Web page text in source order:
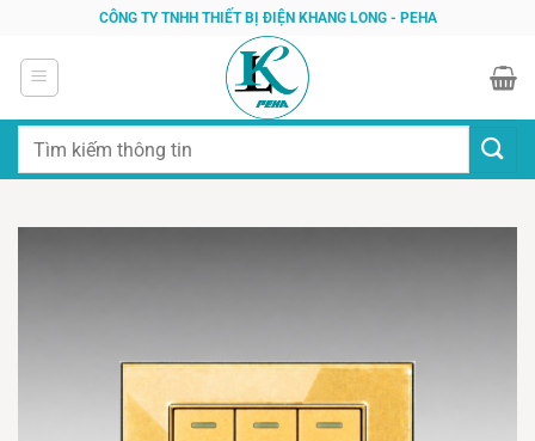
dung
CÔNG TY TNHH THIẾT BỊ ĐIỆN KHANG LONG - PEHA
Tìm